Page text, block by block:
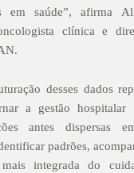
em saúde”, afirma
clínica e
desses dados
a gestão hospitalar
antes dispersas
padrões,
integrada do